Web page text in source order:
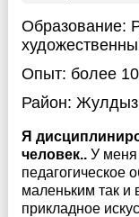
Образование:
Опыт: более
Район: Жулдыз
Я
человек.. У меня
педагогическое
маленьким так и
прикладное